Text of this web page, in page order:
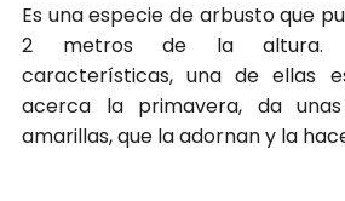
Es una especie de arbusto que
2 metros de la altura.
características, una de ellas
acerca la primavera, da
amarillas, que la adornan y la